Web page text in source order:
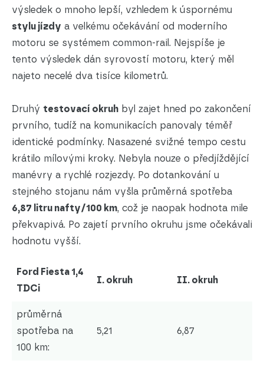
výsledek o mnoho lepší, vzhledem k úspornému
stylu jízdy a velkému očekávání od moderního
motoru se systémem common-rail. Nejspíše je
tento výsledek dán syrovostí motoru, který měl
najeto necelé dva tisíce kilometrů.
Druhý testovací okruh byl zajet hned po zakončení
prvního, tudíž na komunikacích panovaly téměř
identické podmínky. Nasazené svižné tempo cestu
krátilo mílovými kroky. Nebyla nouze o předjíždějící
manévry a rychlé rozjezdy. Po dotankování u
stejného stojanu nám vyšla průměrná spotřeba
6,87 litru nafty/100 km, což je naopak hodnota mile
překvapivá. Po zajetí prvního okruhu jsme očekávali
hodnotu vyšší.
Ford Fiesta 1,4
TDCi
I. okruh II. okruh
průměrná
spotřeba na
100 km:
5,21 6,87